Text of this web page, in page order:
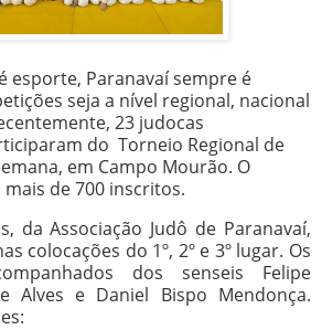
esporte, Paranavaí sempre é
seja a nível regional, nacional
23 judocas
do Torneio Regional de
em Campo Mourão. O
de 700 inscritos.
da Associação Judô de Paranavaí,
colocações do 1º, 2º e 3º lugar. Os
dos senseis Felipe
Alves e Daniel Bispo Mendonça.